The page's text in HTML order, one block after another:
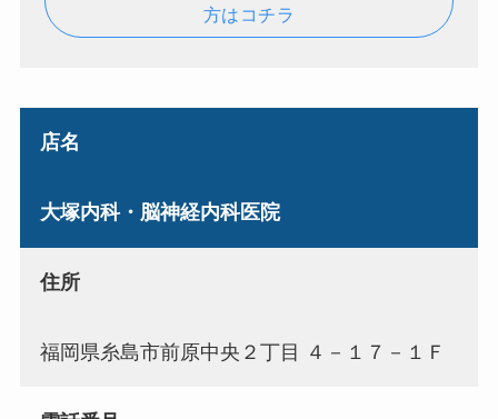
方はコチラ
店名
大塚内科・脳神経内科医院
住所
福岡県糸島市前原中央２丁目 ４－１７－１Ｆ